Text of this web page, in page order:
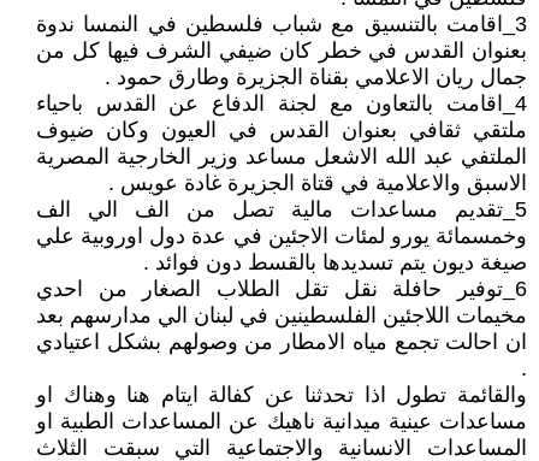
3_اقامت بالتنسيق مع شباب فلسطين في النمسا ندوة
بعنوان القدس في خطر كان ضيفي الشرف فيها كل من
جمال ريان الاعلامي بقناة الجزيرة وطارق حمود .
4_اقامت بالتعاون مع لجنة الدفاع عن القدس باحياء
ملتقي ثقافي بعنوان القدس في العيون وكان ضيوف
الملتفي عبد الله الاشعل مساعد وزير الخارجية المصرية
الاسبق والاعلامية في قتاة الجزيرة غادة عويس .
5_تقديم مساعدات مالية تصل من الف الي الف
وخمسمائة يورو لمئات الاجئين في عدة دول اوروبية علي
صيغة ديون يتم تسديدها بالقسط دون فوائد .
6_توفير حافلة نقل تقل الطلاب الصغار من احدي
مخيمات اللاجئين الفلسطينين في لبنان الي مدارسهم بعد
ان احالت تجمع مياه الامطار من وصولهم بشكل اعتيادي
.
والقائمة تطول اذا تحدثنا عن كفالة ايتام هنا وهناك او
مساعدات عينية ميدانية ناهيك عن المساعدات الطبية او
المساعدات الانسانية والاجتماعية التي سبقت الثلاث